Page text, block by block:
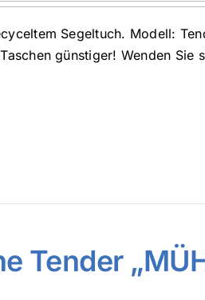
Segeltuch. Modell:
günstiger! Wenden
Tender